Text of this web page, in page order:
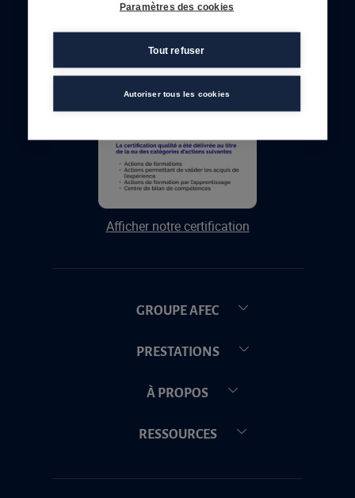
Afficher notre certification
GROUPE AFEC
PRESTATIONS
À PROPOS
RESSOURCES
Paramètres des cookies
Tout refuser
Autoriser tous les cookies